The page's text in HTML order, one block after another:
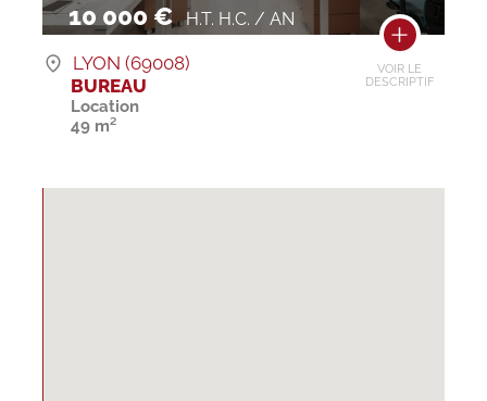
10 000 € H.T. H.C. / AN
VOIR LE
DESCRIPTIF
LYON (69008)
BUREAU
Location
49 m²